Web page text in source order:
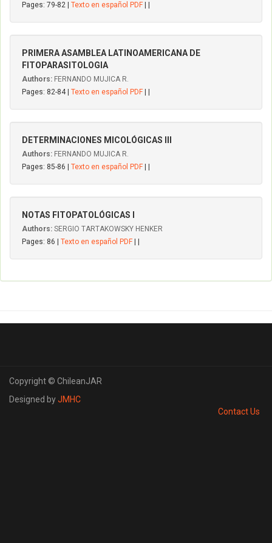
Pages: 79-82 | Texto en español PDF
PRIMERA ASAMBLEA LATINOAMERICANA DE
FITOPARASITOLOGIA
Authors: FERNANDO MUJICA R.
Pages: 82-84 | Texto en español PDF
DETERMINACIONES MICOLÓGICAS III
Authors: FERNANDO MUJICA R.
Pages: 85-86 | Texto en español PDF
NOTAS FITOPATOLÓGICAS I
Authors: SERGIO TARTAKOWSKY HENKER
Pages: 86 | Texto en español PDF
Copyright © ChileanJAR
Designed byJMHC
Contact Us